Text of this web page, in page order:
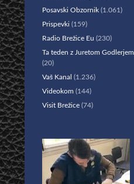
Posavski Obzornik (1.061)
Prispevki (159)
Radio Brežice Eu (230)
Ta teden z Juretom Godlerjem
(20)
Vaš Kanal (1.236)
Videokom (144)
Visit Brežice (74)